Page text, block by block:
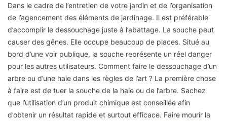
Dans le cadre de l’entretien de votre jardin et de l’organisation
de l’agencement des éléments de jardinage. Il est préférable
d’accomplir le dessouchage juste à l’abattage. La souche peut
causer des gênes. Elle occupe beaucoup de places. Situé au
bord d’une voir publique, la souche représente un réel danger
pour les autres utilisateurs. Comment faire le dessouchage d’un
arbre ou d’une haie dans les règles de l’art ? La première chose
à faire est de tuer la souche de la haie ou de l’arbre. Sachez
que l’utilisation d’un produit chimique est conseillée afin
d’obtenir un résultat rapide et surtout efficace. Faire mourir la